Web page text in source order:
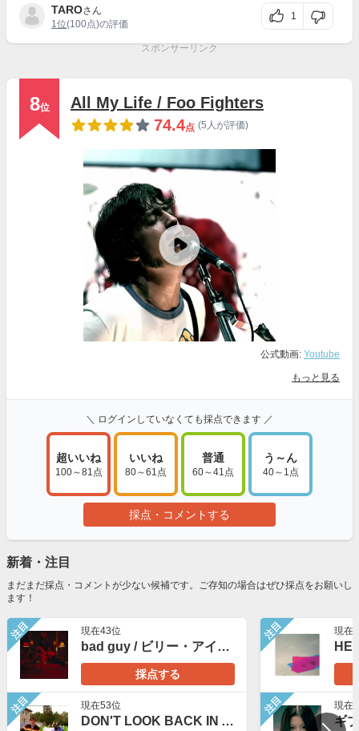
TAROさん
1位(100点)の評価
1
スポンサーリンク
8位
All My Life / Foo Fighters
74.4点 (5人が評価)
公式動画: Youtube
もっと見る
＼ ログインしていなくても採点できます ／
超いいね
100～81点
いいね
80～61点
普通
60～41点
う～ん
40～1点
採点・コメントする
新着・注目
まだまだ採点・コメントが少ない候補です。ご存知の場合はぜひ採点をお願いし
ます！
注目 現在43位
bad guy / ビリー・アイリッシュ（Billie Eilish）
採点する
注目 現在53位
DON'T LOOK BACK IN ANGER / Oasis
注目 現在
注目 現在
ギ